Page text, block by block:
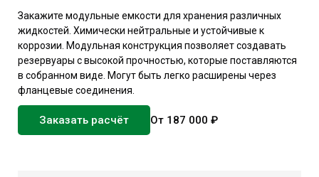
Закажите модульные емкости для хранения различных
жидкостей. Химически нейтральные и устойчивые к
коррозии. Модульная конструкция позволяет создавать
резервуары с высокой прочностью, которые поставляются
в собранном виде. Могут быть легко расширены через
фланцевые соединения.
Заказать расчёт От 187 000 ₽